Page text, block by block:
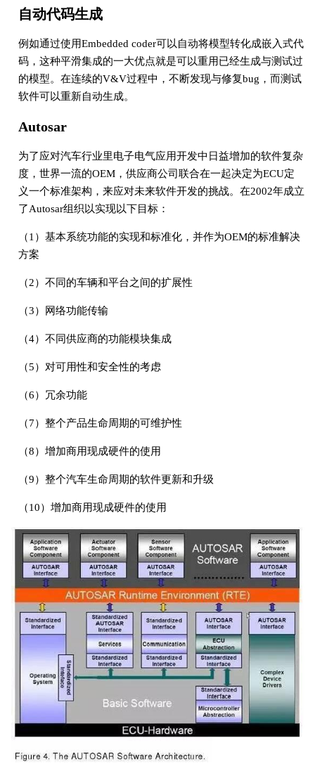
自动代码生成
例如通过使用Embedded coder可以自动将模型转化成嵌入式代
码，这种平滑集成的一大优点就是可以重用已经生成与测试过
的模型。在连续的V&V过程中，不断发现与修复bug，而测试
软件可以重新自动生成。
Autosar
为了应对汽车行业里电子电气应用开发中日益增加的软件复杂
度，世界一流的OEM，供应商公司联合在一起决定为ECU定
义一个标准架构，来应对未来软件开发的挑战。在2002年成立
了Autosar组织以实现以下目标：
（1）基本系统功能的实现和标准化，并作为OEM的标准解决
方案
（2）不同的车辆和平台之间的扩展性
（3）网络功能传输
（4）不同供应商的功能模块集成
（5）对可用性和安全性的考虑
（6）冗余功能
（7）整个产品生命周期的可维护性
（8）增加商用现成硬件的使用
（9）整个汽车生命周期的软件更新和升级
（10）增加商用现成硬件的使用